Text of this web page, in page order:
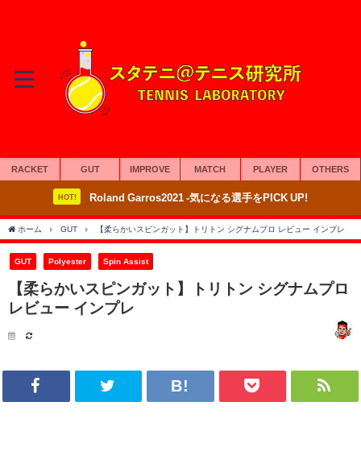
RACKET GUT IMPROVE MATCH PLAYER OTHERS
HOT! Roland Garros2021 -気になる選手をPICK UP!
ホーム GUT 【柔らかいスピンガット】トリトン シグナムプロ レビュー インプレ
GUT Polyester Spin Assist
【柔らかいスピンガット】トリトン シグナムプロ
レビュー インプレ